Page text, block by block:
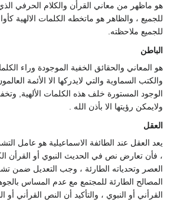
هو ماظهر من معاني القرأن والكلام الحرفي
للجميع ، والظاهر هو ماتخطه الكلمات الالهية
للجميع ملاحظته.
الباطن
هو المعاني والحقائق الخفية الموجودة وراء
والكتب السماوية والتي لايدركها الا الأئمة
الوجود المستورة خلف هذه الكلمات الألهية,
ولايمكن رؤيتها الا بأذن الله .
العقل
يعد العقل عند الطائفة الاسماعيلية هو عامل
، فأن تعارض نص في الحديث النبوي أو القرأن
العصر وتحدياته الطارئة ، وجب التعديل ضمن
المصالح الطارئة للمجتمع مع عدم المساس
القرأني أو النبوي ، والتأكيد أن النص القرأني أو